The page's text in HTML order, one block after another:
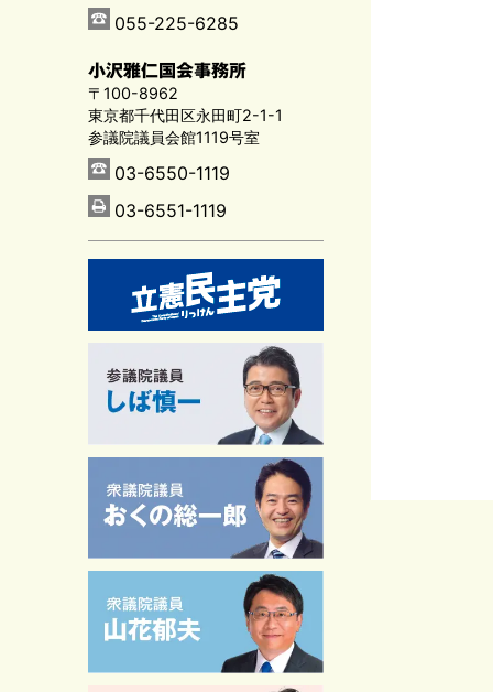
055-225-6285
小沢雅仁国会事務所
〒100-8962
東京都千代田区永田町2-1-1
参議院議員会館1119号室
03-6550-1119
03-6551-1119